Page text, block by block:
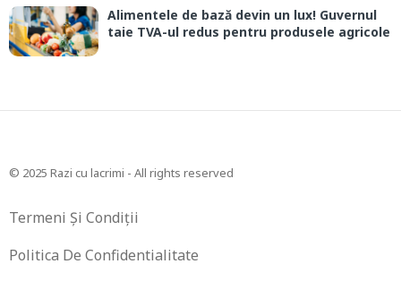
Alimentele de bază devin un lux! Guvernul
taie TVA-ul redus pentru produsele agricole
© 2025 Razi cu lacrimi - All rights reserved
Termeni Și Condiții
Politica De Confidentialitate